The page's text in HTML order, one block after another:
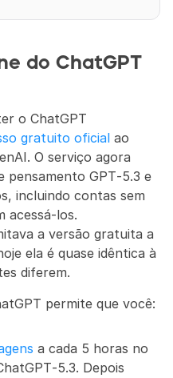
do ChatGPT
o ChatGPT
gratuito oficial ao
O serviço agora
pensamento GPT‑5.3 e
incluindo contas sem
acessá-los.
a versão gratuita a
ela é quase idêntica à
diferem.
permite que você:
a cada 5 horas no
Depois